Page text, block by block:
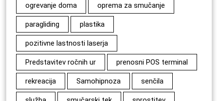
ogrevanje doma oprema za smučanje
paragliding plastika
pozitivne lastnosti laserja
Predstavitev ročnih ur prenosni POS terminal
rekreacija Samohipnoza senčila